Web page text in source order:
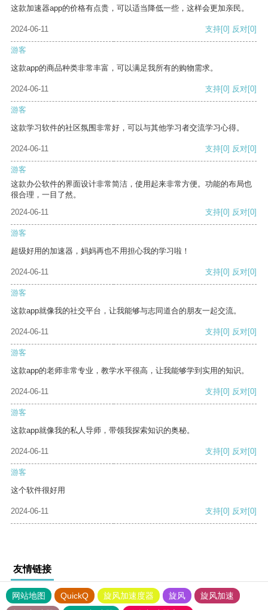
这款加速器app的价格有点贵，可以适当降低一些，这样会更加亲民。
2024-06-11 支持[0] 反对[0]
游客
这款app的商品种类非常丰富，可以满足我所有的购物需求。
2024-06-11 支持[0] 反对[0]
游客
这款学习软件的社区氛围非常好，可以与其他学习者交流学习心得。
2024-06-11 支持[0] 反对[0]
游客
这款办公软件的界面设计非常简洁，使用起来非常方便。功能的布局也
很合理，一目了然。
2024-06-11
支持[0] 反对[0]
游客
超级好用的加速器，妈妈再也不用担心我的学习啦！
2024-06-11 支持[0] 反对[0]
游客
这款app就像我的社交平台，让我能够与志同道合的朋友一起交流。
2024-06-11 支持[0] 反对[0]
游客
这款app的老师非常专业，教学水平很高，让我能够学到实用的知识。
2024-06-11 支持[0] 反对[0]
游客
这款app就像我的私人导师，带领我探索知识的奥秘。
2024-06-11 支持[0] 反对[0]
游客
这个软件很好用
2024-06-11 支持[0] 反对[0]
友情链接
网站地图 QuickQ 旋风加速度器 旋风
旋风加速